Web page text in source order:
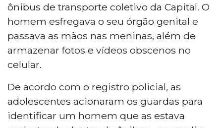
ônibus de transporte coletivo da Capital. O
homem esfregava o seu órgão genital e
passava as mãos nas meninas, além de
armazenar fotos e vídeos obscenos no
celular.
De acordo com o registro policial, as
adolescentes acionaram os guardas para
identificar um homem que as estava